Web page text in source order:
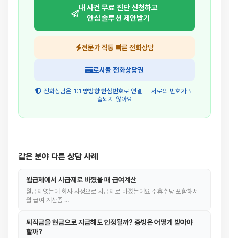
내 사건 무료 진단 신청하고
안심 솔루션 제안받기
전문가 직통 빠른 전화상담
로시콜 전화상담권
전화상담은 1:1 양방향 안심번호로 연결 — 서로의 번호가 노
출되지 않아요
같은 분야 다른 상담 사례
월급제에서 시급제로 바꼈을 때 급여계산
월급제엿는데 회사 사정으로 시급제로 바꼈는데요 주휴수당 포함해서
월 급여 계산좀 …
퇴직금을 현금으로 지급해도 인정될까? 증빙은 어떻게 받아야
할까?